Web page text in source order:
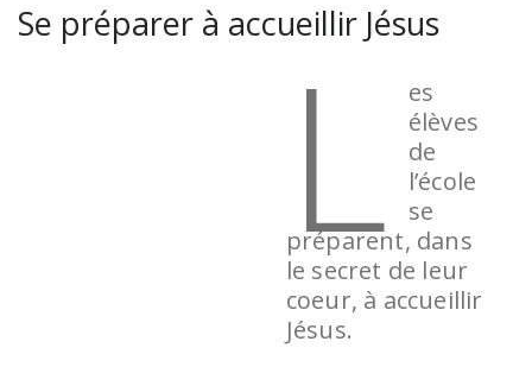
Se préparer à accueillir Jésus
L
es
élèves
de
l’école
se
préparent, dans
le secret de leur
coeur, à accueillir
Jésus.